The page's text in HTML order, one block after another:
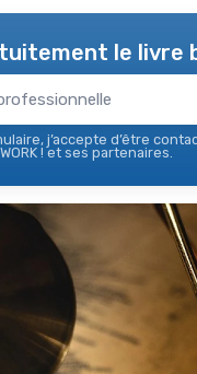
le livre
j’accepte d’être
! et ses partenaires.